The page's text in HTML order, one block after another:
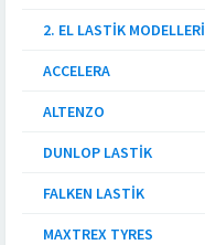
2. EL LASTIK MODELLERI
ACCELERA
ALTENZO
DUNLOP LASTIK
FALKEN LASTIK
MAXTREX TYRES